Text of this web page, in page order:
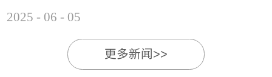
2025 - 06 - 05
更多新闻>>